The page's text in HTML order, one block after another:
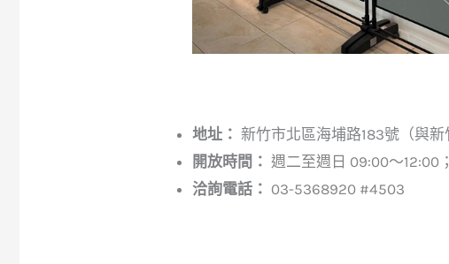
地址： 新竹市北區海埔路183號（與
開放時間： 週二至週日 09:00～12:00
洽詢電話： 03-5368920 #4503